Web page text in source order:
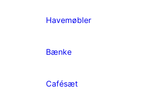
Havemøbler
Bænke
Cafésæt